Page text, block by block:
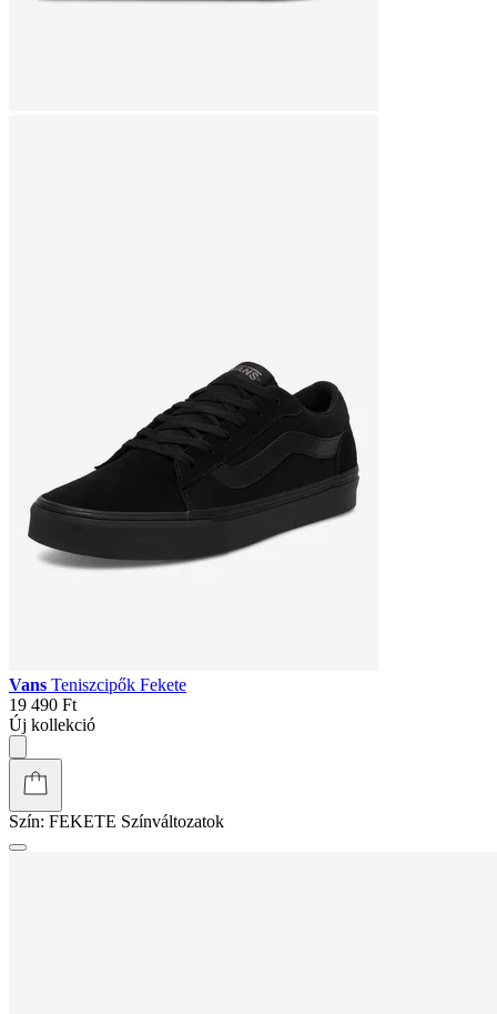
Vans Teniszcipők Fekete
19 490 Ft
Új kollekció
Szín: FEKETE Színváltozatok